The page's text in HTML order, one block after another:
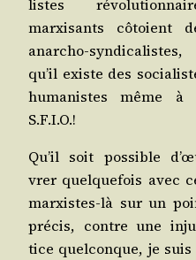
listes
mar­xi­sants côtoient
anar­cho-syn­di­ca­listes,
qu’il existe des
huma­nistes même à
S.F.I.O.!
Qu’il soit pos­sible
vrer quel­que­fois avec
mar­xistes-là sur un
pré­cis, contre une
tice quel­conque, je suis